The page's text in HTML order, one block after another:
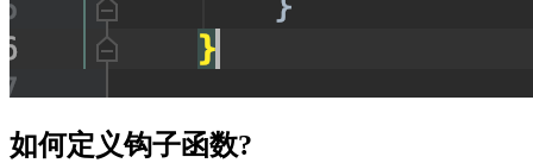
如何定义钩子函数?